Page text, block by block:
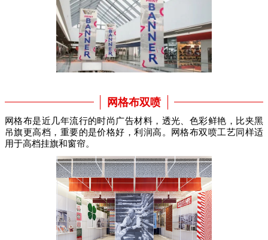
网格布双喷
网格布是近几年流行的时尚广告材料，透光、色彩鲜艳，比夹黑
吊旗更高档，重要的是价格好，利润高。网格布双喷工艺同样适
用于高档挂旗和窗帘。